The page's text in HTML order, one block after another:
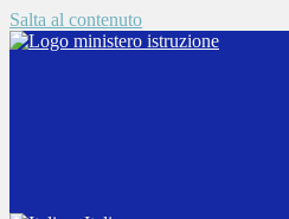
Salta al contenuto